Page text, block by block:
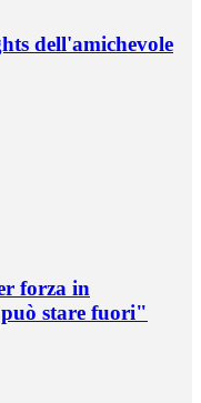
dell'amichevole
forza in
stare fuori"